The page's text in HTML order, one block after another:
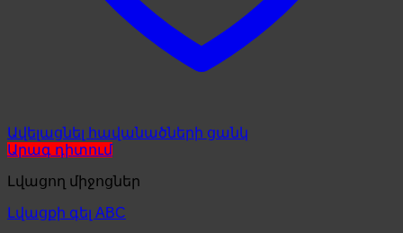
Ավելացնել հավանածների ցանկ
Արագ դիտում
Լվացող միջոցներ
Լվացքի գել ABC